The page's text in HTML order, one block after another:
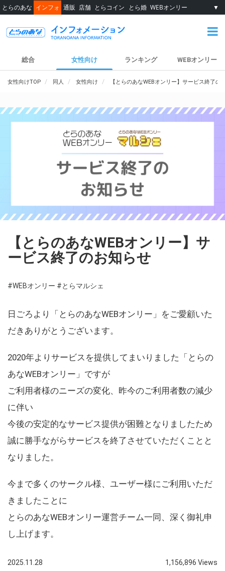
とらのあな インフォ 通販 店舗 とらコイン とら婚 WEBオンリー ▼
総合 女性向け ランキング WEBオンリー
女性向けTOP 同人 女性向け 【とらのあなWEBオンリー】サービス終了の
【とらのあなWEBオンリー】サ
ービス終了のお知らせ
#WEBオンリー #とらマルシェ
日ごろより「とらのあなWEBオンリー」をご愛顧いた
だきありがとうございます。
2020年よりサービスを提供してまいりました「とらの
あなWEBオンリー」ですが
ご利用者様のニーズの変化、昨今のご利用者数の減少
に伴い
今後の安定的なサービス提供が困難となりましたため
誠に勝手ながらサービスを終了させていただくことと
なりました。
今まで多くのサークル様、ユーザー様にご利用いただ
きましたことに
とらのあなWEBオンリー運営チーム一同、深く御礼申
し上げます。
2025.11.28 1,156,896 Views